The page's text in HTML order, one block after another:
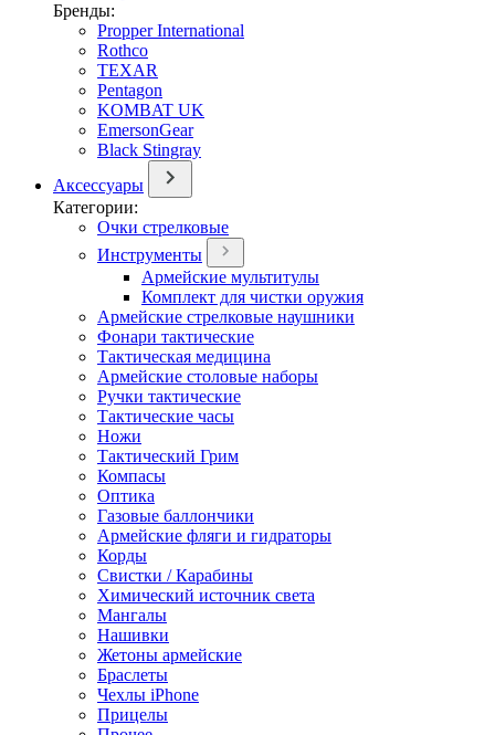
Бренды:
Propper International
Rothco
TEXAR
Pentagon
KOMBAT UK
EmersonGear
Black Stingray
Аксессуары
Категории:
Очки стрелковые
Инструменты
Армейские мультитулы
Комплект для чистки оружия
Армейские стрелковые наушники
Фонари тактические
Тактическая медицина
Армейские столовые наборы
Ручки тактические
Тактические часы
Ножи
Тактический Грим
Компасы
Оптика
Газовые баллончики
Армейские фляги и гидраторы
Корды
Свистки / Карабины
Химический источник света
Мангалы
Нашивки
Жетоны армейские
Браслеты
Чехлы iPhone
Прицелы